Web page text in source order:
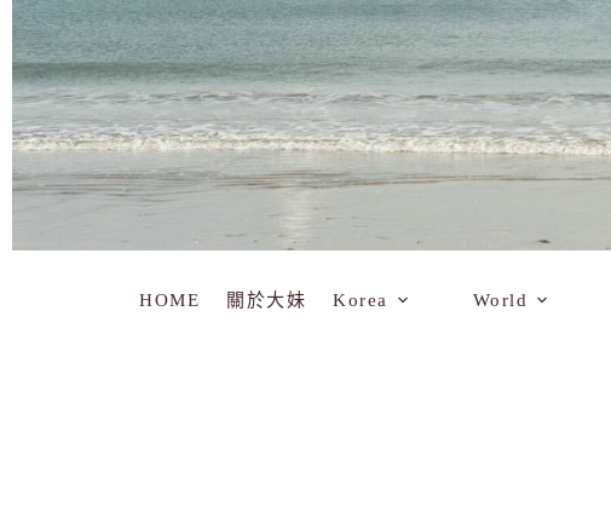
HOME 關於大妹 Korea World